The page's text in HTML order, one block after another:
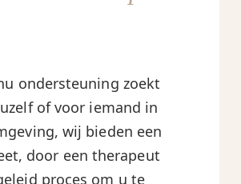
ondersteuning zoekt
of voor iemand in
wij bieden een
door een therapeut
proces om u te